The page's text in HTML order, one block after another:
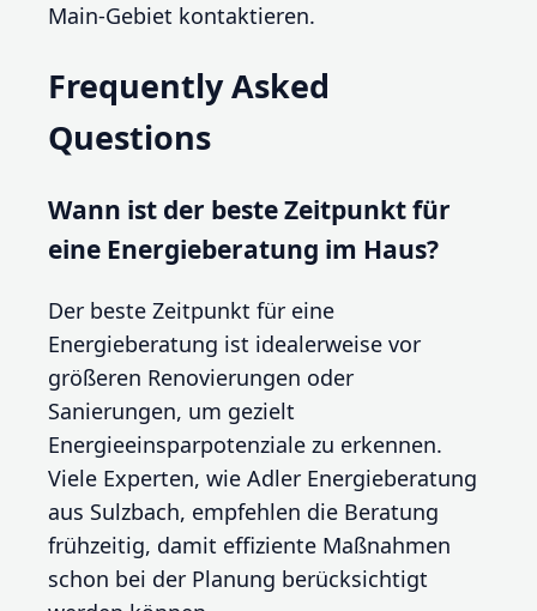
Main-Gebiet kontaktieren.
Frequently Asked
Questions
Wann ist der beste Zeitpunkt für
eine Energieberatung im Haus?
Der beste Zeitpunkt für eine
Energieberatung ist idealerweise vor
größeren Renovierungen oder
Sanierungen, um gezielt
Energieeinsparpotenziale zu erkennen.
Viele Experten, wie Adler Energieberatung
aus Sulzbach, empfehlen die Beratung
frühzeitig, damit effiziente Maßnahmen
schon bei der Planung berücksichtigt